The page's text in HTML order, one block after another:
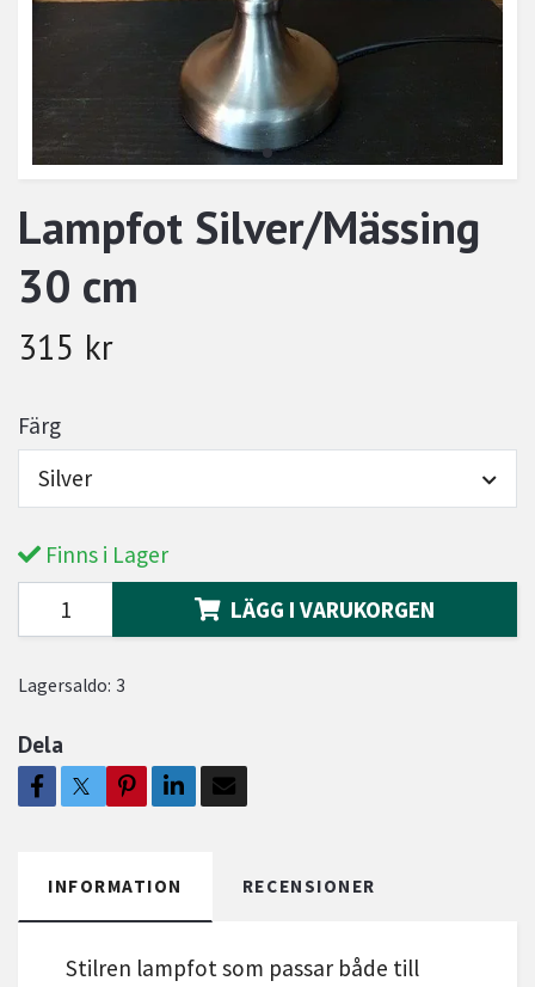
Lampfot Silver/Mässing
30 cm
315 kr
Färg
Silver
Finns i Lager
LÄGG I VARUKORGEN
Lagersaldo: 3
Dela
INFORMATION RECENSIONER
Stilren lampfot som passar både till